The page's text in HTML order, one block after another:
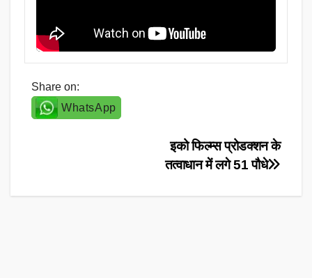
Share on:
WhatsApp
इको फिल्म्स प्रोडक्शन के
तत्वाधान में लगे 51 पौधे